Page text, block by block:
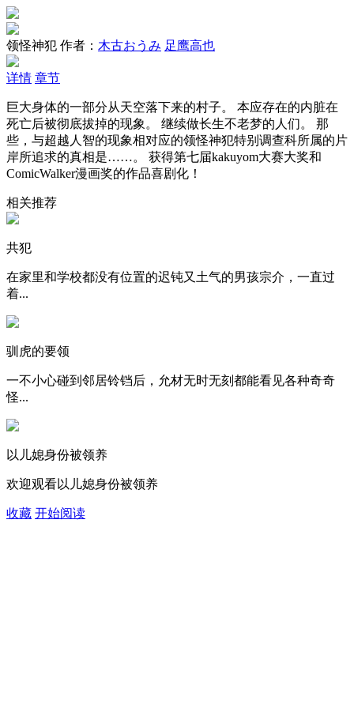
领怪神犯 作者： 木古おうみ 足鹰高也
详情 章节
巨大身体的一部分从天空落下来的村子。 本应存在的内脏在
死亡后被彻底拔掉的现象。 继续做长生不老梦的人们。 那
些，与超越人智的现象相对应的领怪神犯特别调查科所属的片
岸所追求的真相是……。 获得第七届kakuyom大赛大奖和
ComicWalker漫画奖的作品喜剧化！
相关推荐
共犯
在家里和学校都没有位置的迟钝又土气的男孩宗介，一直过
着...
驯虎的要领
一不小心碰到邻居铃铛后，允材无时无刻都能看见各种奇奇
怪...
以儿媳身份被领养
欢迎观看以儿媳身份被领养
收藏 开始阅读